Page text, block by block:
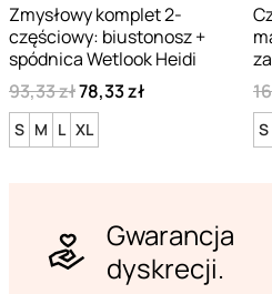
Zmysłowy komplet 2-
częściowy: biustonosz +
spódnica Wetlook Heidi
93,33 zł78,33 zł
S M L XL S
Gwarancja
dyskrecji.